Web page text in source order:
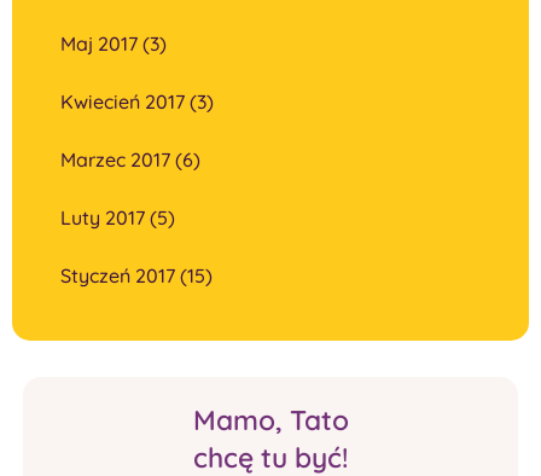
Maj 2017 (3)
Kwiecień 2017 (3)
Marzec 2017 (6)
Luty 2017 (5)
Styczeń 2017 (15)
Mamo, Tato
chcę tu być!